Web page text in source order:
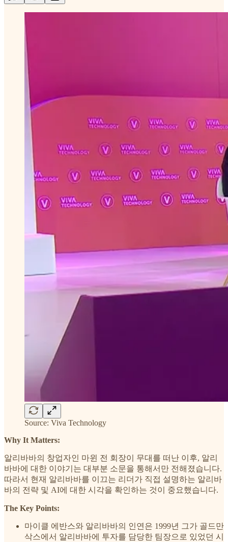
Source: Viva Technology
Why It Matters:
알리바바의 창업자인 마윈 전 회장이 무대를 떠난 이후, 알리
바바에 대한 이야기는 대부분 소문을 통해서만 전해졌습니다.
따라서 현재 알리바바를 이끄는 리더가 직접 설명하는 알리바
바의 전략 및 AI에 대한 시각을 확인하는 것이 중요했습니다.
The Key Points:
마이클 에반스와 알리바바의 인연은 1999년 그가 골드만
삭스에서 알리바바에 투자를 담당한 팀장으로 있었던 시